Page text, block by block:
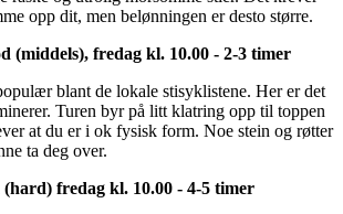
opp dit, men belønningen er desto større.
(middels), fredag kl. 10.00 - 2-3 timer
blant de lokale stisyklistene. Her er det
Turen byr på litt klatring opp til toppen
at du er i ok fysisk form. Noe stein og røtter
ta deg over.
fredag kl. 10.00 - 4-5 timer